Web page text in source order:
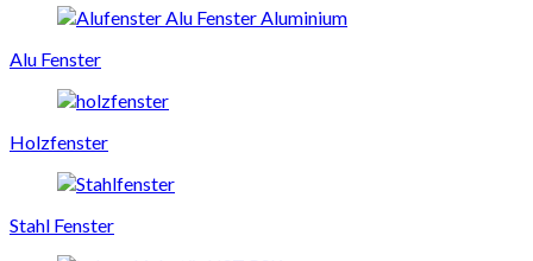
Alu Fenster
Holzfenster
Stahl Fenster